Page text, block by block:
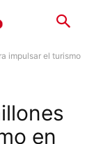
impulsar el turismo
en